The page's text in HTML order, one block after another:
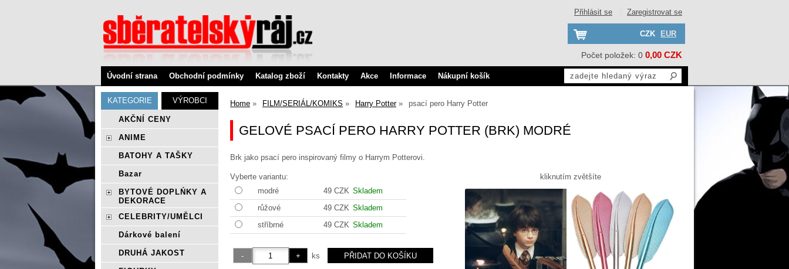
Počet položek: 0 0,00 CZK
CZK EUR
Přihlásit se Zaregistrovat se
Úvodní strana Obchodní podmínky Katalog zboží Kontakty Akce Informace Nákupní košík
Home FILM/SERIÁL/KOMIKS Harry Potter psací pero Harry Potter
GELOVÉ PSACÍ PERO HARRY POTTER (BRK) MODRÉ
Brk jako psací pero inspirovaný filmy o Harrym Potterovi.
kliknutím zvětšíte
Vyberte variantu:
modré
49 CZK Skladem
růžové
49 CZK Skladem
stříbrné
49 CZK Skladem
ks
KATEGORIE VÝROBCI
AKČNÍ CENY
ANIME
BATOHY A TAŠKY
Bazar
BYTOVÉ DOPLŃKY A
DEKORACE
CELEBRITY/UMĚLCI
Dárkové balení
DRUHÁ JAKOST